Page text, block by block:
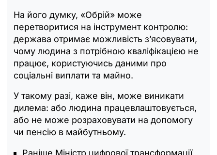
На його думку, «Обрій» може
перетворитися на інструмент контролю:
держава отримає можливість з’ясовувати,
чому людина з потрібною кваліфікацією не
працює, користуючись даними про
соціальні виплати та майно.
У такому разі, каже він, може виникати
дилема: або людина працевлаштовується,
або не може розраховувати на допомогу
чи пенсію в майбутньому.
Раніше Міністр цифрової трансформації